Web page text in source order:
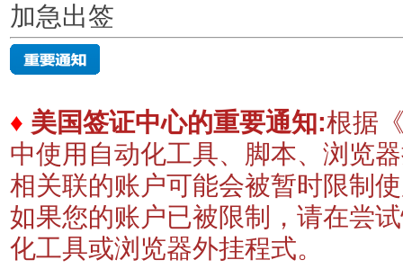
加急出签
♦ 美国签证中心的重要通知:根据
中使用自动化工具、脚本、浏览
相关联的账户可能会被暂时限制
如果您的账户已被限制，请在尝
化工具或浏览器外挂程式。